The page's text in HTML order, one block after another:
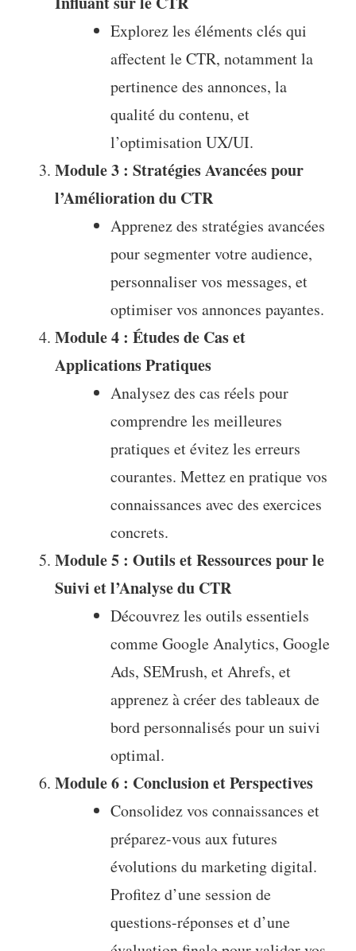
Explorez les éléments clés qui
affectent le CTR, notamment la
pertinence des annonces, la
qualité du contenu, et
l’optimisation UX/UI.
Module 3 : Stratégies Avancées pour
l’Amélioration du CTR
Apprenez des stratégies avancées
pour segmenter votre audience,
personnaliser vos messages, et
optimiser vos annonces payantes.
Module 4 : Études de Cas et
Applications Pratiques
Analysez des cas réels pour
comprendre les meilleures
pratiques et évitez les erreurs
courantes. Mettez en pratique vos
connaissances avec des exercices
concrets.
Module 5 : Outils et Ressources pour le
Suivi et l’Analyse du CTR
Découvrez les outils essentiels
comme Google Analytics, Google
Ads, SEMrush, et Ahrefs, et
apprenez à créer des tableaux de
bord personnalisés pour un suivi
optimal.
Module 6 : Conclusion et Perspectives
Consolidez vos connaissances et
préparez-vous aux futures
évolutions du marketing digital.
Profitez d’une session de
questions-réponses et d’une